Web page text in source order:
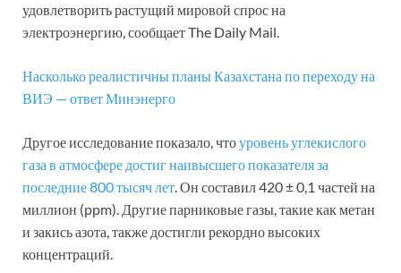
удовлетворить растущий мировой спрос на
электроэнергию, сообщает The Daily Mail.
Насколько реалистичны планы Казахстана по переходу на
ВИЭ — ответ Минэнерго
Другое исследование показало, чтоуровень углекислого
газа в атмосфере достиг наивысшего показателя за
последние 800 тысяч лет. Он составил 420 ± 0,1 частей на
миллион (ppm). Другие парниковые газы, такие как метан
и закись азота, также достигли рекордно высоких
концентраций.